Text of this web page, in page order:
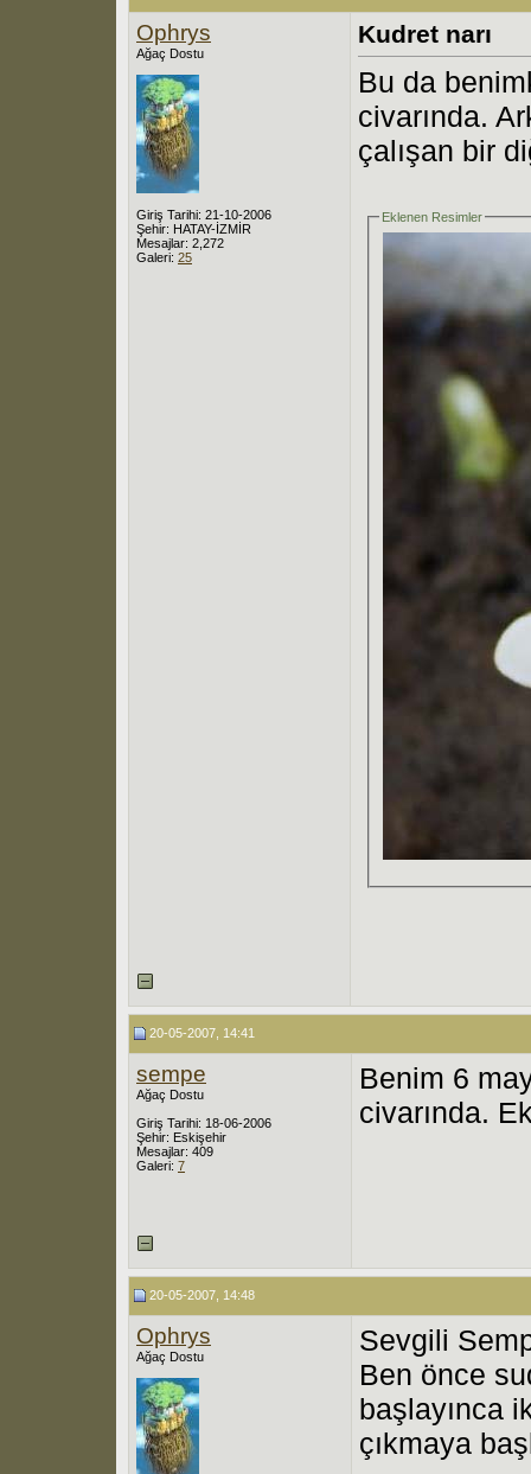
Ophrys
Ağaç Dostu
Giriş Tarihi: 21-10-2006
Şehir: HATAY-İZMİR
Mesajlar: 2,272
Galeri: 25
Kudret narı
Bu da
civarında.
çalışan bir
Eklenen Resimler
20-05-2007, 14:41
sempe
Ağaç Dostu
Giriş Tarihi: 18-06-2006
Şehir: Eskişehir
Mesajlar: 409
Galeri: 7
Benim 6
civarında.
20-05-2007, 14:48
Ophrys
Ağaç Dostu
Sevgili
Ben önce
başlayınca
çıkmaya